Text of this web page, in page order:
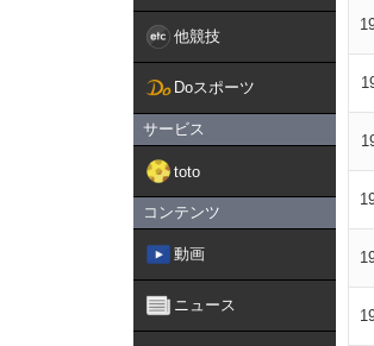
他競技
Doスポーツ
サービス
toto
コンテンツ
動画
ニュース